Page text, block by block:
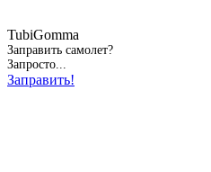
TubiGomma
Заправить самолет?
Запросто...
Заправить!